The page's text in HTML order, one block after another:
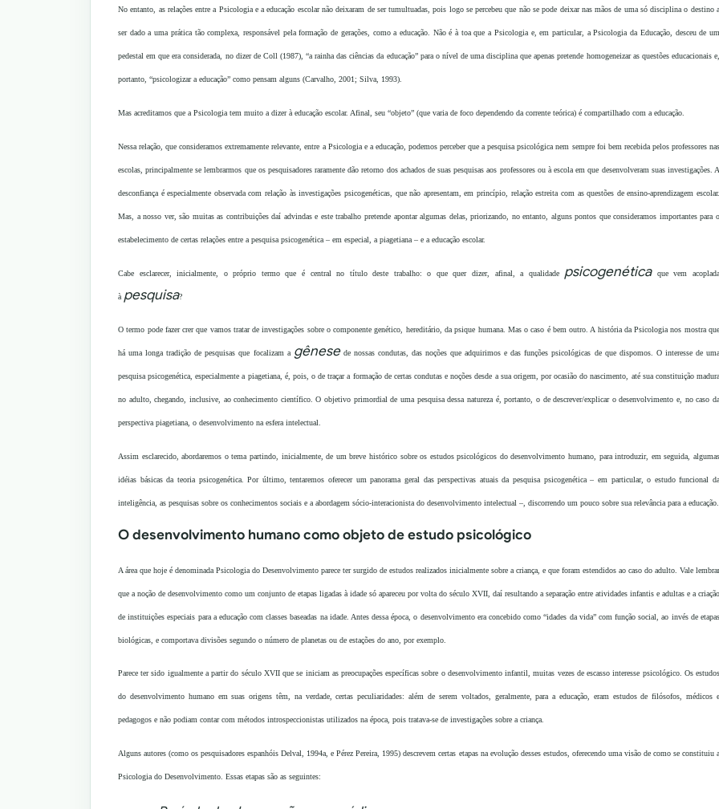
No entanto, as relações entre a Psicologia e a educação escolar não deixaram de ser tumultuadas, pois logo se percebeu que não se pode deixar nas mãos de uma só disciplina o destino a
ser dado a uma prática tão complexa, responsável pela formação de gerações, como a educação. Não é à toa que a Psicologia e, em particular, a Psicologia da Educação, desceu de um
pedestal em que era considerada, no dizer de Coll (1987), “a rainha das ciências da educação” para o nível de uma disciplina que apenas pretende homogeneizar as questões educacionais e,
portanto, “psicologizar a educação” como pensam alguns (Carvalho, 2001; Silva, 1993).
Mas acreditamos que a Psicologia tem muito a dizer à educação escolar. Afinal, seu “objeto” (que varia de foco dependendo da corrente teórica) é compartilhado com a educação.
Nessa relação, que consideramos extremamente relevante, entre a Psicologia e a educação, podemos perceber que a pesquisa psicológica nem sempre foi bem recebida pelos professores nas
escolas, principalmente se lembrarmos que os pesquisadores raramente dão retorno dos achados de suas pesquisas aos professores ou à escola em que desenvolveram suas investigações. A
desconfiança é especialmente observada com relação às investigações psicogenéticas, que não apresentam, em princípio, relação estreita com as questões de ensino-aprendizagem escolar.
Mas, a nosso ver, são muitas as contribuições daí advindas e este trabalho pretende apontar algumas delas, priorizando, no entanto, alguns pontos que consideramos importantes para o
estabelecimento de certas relações entre a pesquisa psicogenética – em especial, a piagetiana – e a educação escolar.
Cabe esclarecer, inicialmente, o próprio termo que é central no título deste trabalho: o que quer dizer, afinal, a qualidade psicogenéticaque vem acoplada
à pesquisa?
O termo pode fazer crer que vamos tratar de investigações sobre o componente genético, hereditário, da psique humana. Mas o caso é bem outro. A história da Psicologia nos mostra que
há uma longa tradição de pesquisas que focalizam a gênesede nossas condutas, das noções que adquirimos e das funções psicológicas de que dispomos. O interesse de
pesquisa psicogenética, especialmente a piagetiana, é, pois, o de traçar a formação de certas condutas e noções desde a sua origem, por ocasião do nascimento, até sua constituição madura
no adulto, chegando, inclusive, ao conhecimento científico. O objetivo primordial de uma pesquisa dessa natureza é, portanto, o de descrever/explicar o desenvolvimento e, no caso da
perspectiva piagetiana, o desenvolvimento na esfera intelectual.
Assim esclarecido, abordaremos o tema partindo, inicialmente, de um breve histórico sobre os estudos psicológicos do desenvolvimento humano, para introduzir, em seguida, algumas
idéias básicas da teoria psicogenética. Por último, tentaremos oferecer um panorama geral das perspectivas atuais da pesquisa psicogenética – em particular, o estudo funcional da
inteligência, as pesquisas sobre os conhecimentos sociais e a abordagem sócio-interacionista do desenvolvimento intelectual –, discorrendo um pouco sobre sua relevância para a educação.
O desenvolvimento humano como objeto de estudo psicológico
A área que hoje é denominada Psicologia do Desenvolvimento parece ter surgido de estudos realizados inicialmente sobre a criança, e que foram estendidos ao caso do adulto. Vale lembrar
que a noção de desenvolvimento como um conjunto de etapas ligadas à idade só apareceu por volta do século XVII, daí resultando a separação entre atividades infantis e adultas e a criação
de instituições especiais para a educação com classes baseadas na idade. Antes dessa época, o desenvolvimento era concebido como “idades da vida” com função social, ao invés de etapas
biológicas, e comportava divisões segundo o número de planetas ou de estações do ano, por exemplo.
Parece ter sido igualmente a partir do século XVII que se iniciam as preocupações específicas sobre o desenvolvimento infantil, muitas vezes de escasso interesse psicológico. Os estudos
do desenvolvimento humano em suas origens têm, na verdade, certas peculiaridades: além de serem voltados, geralmente, para a educação, eram estudos de filósofos, médicos e
pedagogos e não podiam contar com métodos introspeccionistas utilizados na época, pois tratava-se de investigações sobre a criança.
Alguns autores (como os pesquisadores espanhóis Delval, 1994a, e Pérez Pereira, 1995) descrevem certas etapas na evolução desses estudos, oferecendo uma visão de como se constituiu a
Psicologia do Desenvolvimento. Essas etapas são as seguintes: